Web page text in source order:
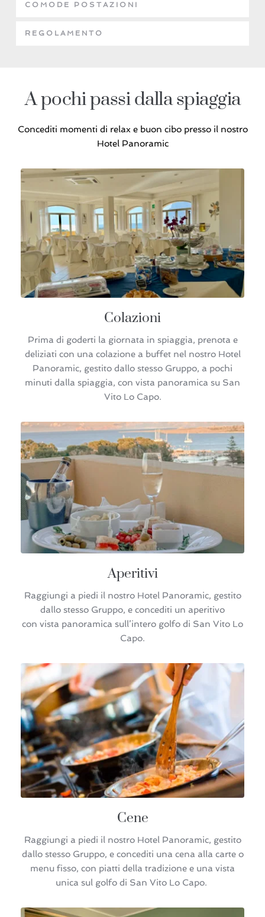
COMODE POSTAZIONI
REGOLAMENTO
A pochi passi dalla spiaggia
Concediti momenti di relax e buon cibo presso il nostro
Hotel Panoramic
Colazioni
Prima di goderti la giornata in spiaggia, prenota e
deliziati con una colazione a buffet nel nostro Hotel
Panoramic, gestito dallo stesso Gruppo, a pochi
minuti dalla spiaggia, con vista panoramica su San
Vito Lo Capo.
Aperitivi
Raggiungi a piedi il nostro Hotel Panoramic, gestito
dallo stesso Gruppo, e concediti un aperitivo
con vista panoramica sull’intero golfo di San Vito Lo
Capo.
Cene
Raggiungi a piedi il nostro Hotel Panoramic, gestito
dallo stesso Gruppo, e concediti una cena alla carte o
menu fisso, con piatti della tradizione e una vista
unica sul golfo di San Vito Lo Capo.